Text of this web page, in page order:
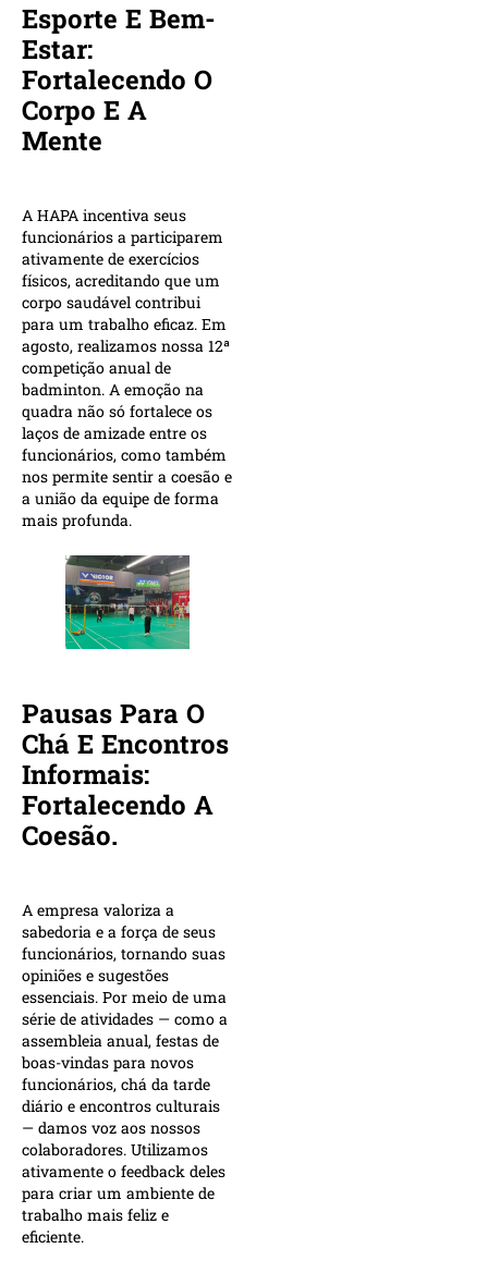
Esporte E Bem-
Estar:
Fortalecendo O
Corpo E A
Mente
A HAPA incentiva seus
funcionários a participarem
ativamente de exercícios
físicos, acreditando que um
corpo saudável contribui
para um trabalho eficaz. Em
agosto, realizamos nossa 12ª
competição anual de
badminton. A emoção na
quadra não só fortalece os
laços de amizade entre os
funcionários, como também
nos permite sentir a coesão e
a união da equipe de forma
mais profunda.
Pausas Para O
Chá E Encontros
Informais:
Fortalecendo A
Coesão.
A empresa valoriza a
sabedoria e a força de seus
funcionários, tornando suas
opiniões e sugestões
essenciais. Por meio de uma
série de atividades — como a
assembleia anual, festas de
boas-vindas para novos
funcionários, chá da tarde
diário e encontros culturais
— damos voz aos nossos
colaboradores. Utilizamos
ativamente o feedback deles
para criar um ambiente de
trabalho mais feliz e
eficiente.